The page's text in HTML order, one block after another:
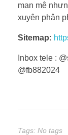
man mê
xuyên phân
Sitemap:
Inbox tele :
@fb882024
Tags: No tags